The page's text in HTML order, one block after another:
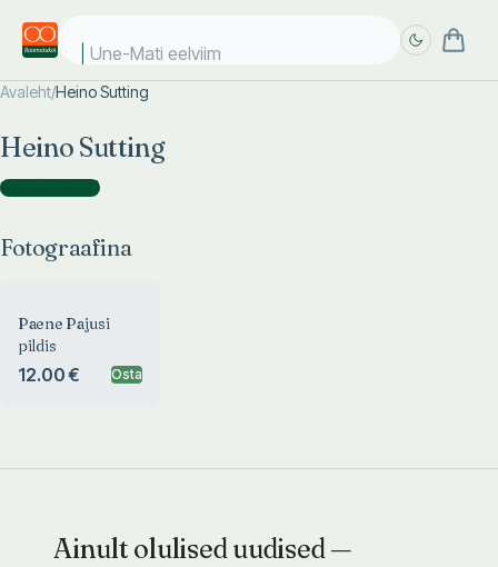
Une-Mati eelviima
Avaleht/Heino Sutting
Heino Sutting
Fotograafina )
Fotograafina
Paene Pajusi
pildis
12.00 € Osta
Ainult olulised uudised —